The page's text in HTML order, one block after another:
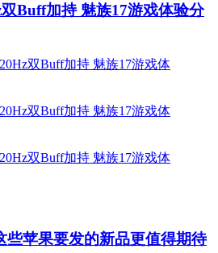
Buff加持 魅族17游戏体验分
些苹果要发的新品更值得期待